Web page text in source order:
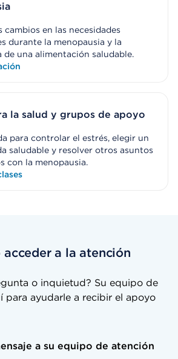
cambios en las necesidades
durante la menopausia y la
de una alimentación saludable.
la salud y grupos de apoyo
para controlar el estrés, elegir un
saludable y resolver otros asuntos
con la menopausia.
acceder a la atención
o inquietud? Su equipo de
para ayudarle a recibir el apoyo
a su equipo de atención